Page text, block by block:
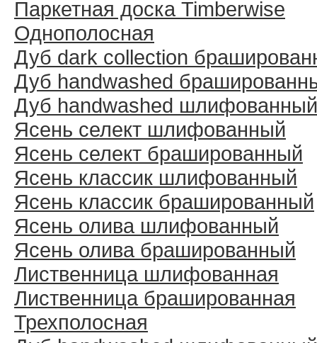
Паркетная доска Timberwise
Однополосная
Дуб dark collection
Дуб handwashed
Дуб handwashed шлифованный
Ясень селект шлифованный
Ясень селект брашированный
Ясень классик шлифованный
Ясень классик брашированный
Ясень олива шлифованный
Ясень олива брашированный
Лиственница шлифованная
Лиственница брашированная
Трехполосная